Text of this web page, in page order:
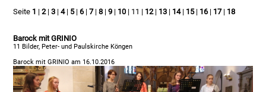
Seite 1 |2|3 |4| 5|6|7|8 |9 | 10 | 11 | 12| 13 | 14| 15| 16| 17| 18
Barock mit GRINIO
11 Bilder, Peter- und Paulskirche Köngen
Barock mit GRINIO am 16.10.2016